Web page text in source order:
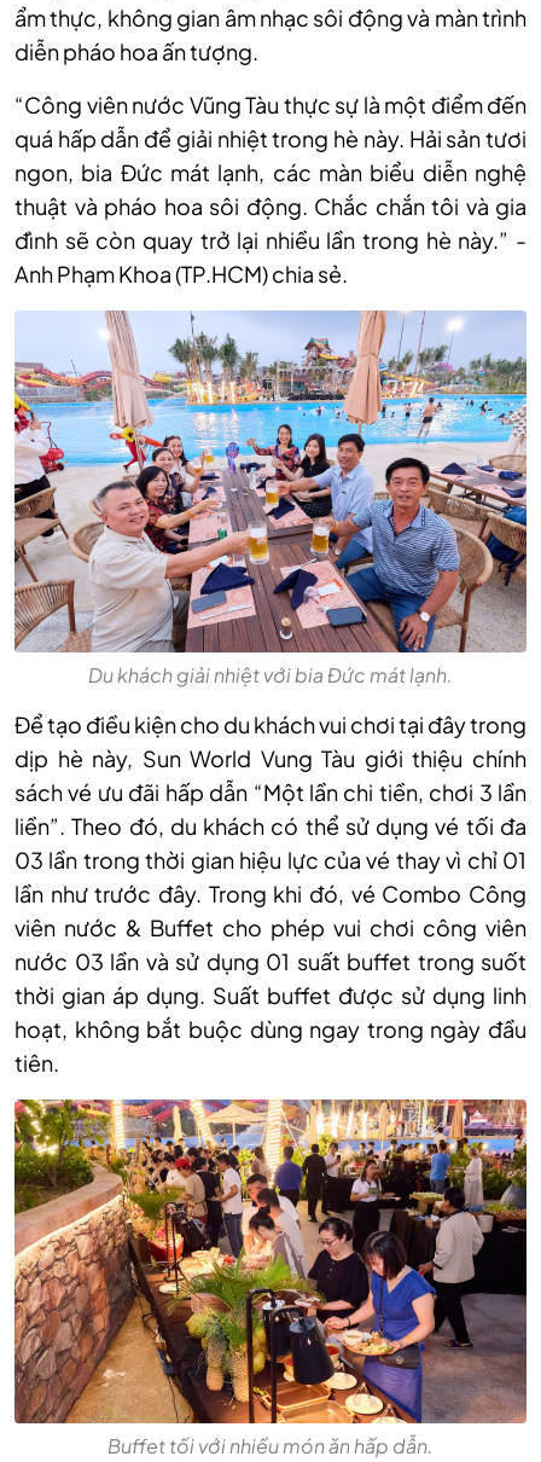
ẩm thực, không gian âm nhạc sôi động và màn trình
diễn pháo hoa ấn tượng.
“Công viên nước Vũng Tàu thực sự là một điểm đến
quá hấp dẫn để giải nhiệt trong hè này. Hải sản tươi
ngon, bia Đức mát lạnh, các màn biểu diễn nghệ
thuật và pháo hoa sôi động. Chắc chắn tôi và gia
đình sẽ còn quay trở lại nhiều lần trong hè này.” -
Anh Phạm Khoa (TP.HCM) chia sẻ.
Du khách giải nhiệt với bia Đức mát lạnh.
Để tạo điều kiện cho du khách vui chơi tại đây trong
dịp hè này, Sun World Vung Tàu giới thiệu chính
sách vé ưu đãi hấp dẫn “Một lần chi tiền, chơi 3 lần
liền”. Theo đó, du khách có thể sử dụng vé tối đa
03 lần trong thời gian hiệu lực của vé thay vì chỉ 01
lần như trước đây. Trong khi đó, vé Combo Công
viên nước & Buffet cho phép vui chơi công viên
nước 03 lần và sử dụng 01 suất buffet trong suốt
thời gian áp dụng. Suất buffet được sử dụng linh
hoạt, không bắt buộc dùng ngay trong ngày đầu
tiên.
Buffet tối với nhiều món ăn hấp dẫn.